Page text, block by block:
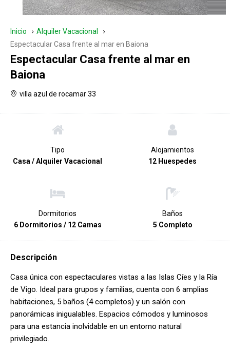
Inicio
Alquiler Vacacional
Espectacular Casa frente al mar en Baiona
Espectacular Casa frente al mar en
Baiona
villa azul de rocamar 33
Tipo
Casa / Alquiler Vacacional
Alojamientos
12 Huespedes
Dormitorios
6 Dormitorios / 12 Camas
Baños
5 Completo
Descripción
Casa única con espectaculares vistas a las Islas Cíes y la Ría
de Vigo. Ideal para grupos y familias, cuenta con 6 amplias
habitaciones, 5 baños (4 completos) y un salón con
panorámicas inigualables. Espacios cómodos y luminosos
para una estancia inolvidable en un entorno natural
privilegiado.